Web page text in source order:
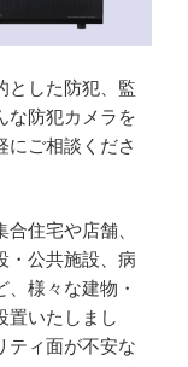
とした防犯、監
防犯カメラを
にご相談くださ
住宅や店舗、
・公共施設、病
様々な建物・
置いたしまし
ィ面が不安な